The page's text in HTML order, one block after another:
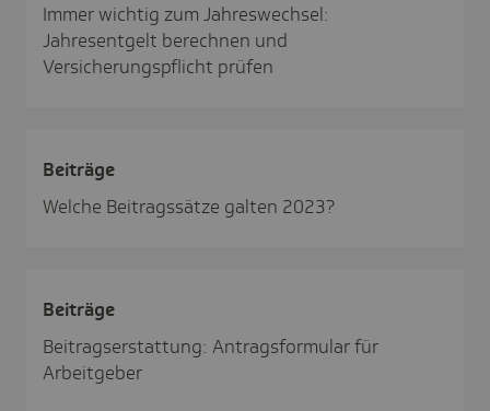
Immer wichtig zum Jahreswechsel:
Jahresentgelt berechnen und
Versicherungspflicht prüfen
Beiträge
Welche Beitragssätze galten 2023?
Beiträge
Beitragserstattung: Antragsformular für
Arbeitgeber